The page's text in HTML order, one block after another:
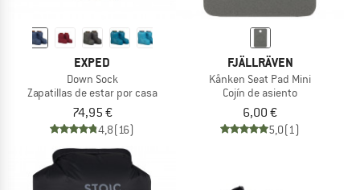
EXPED
Down Sock
Zapatillas de estar por casa
74,95 €
4,8(16)
FJÄLLRÄVEN
Kånken Seat Pad Mini
Cojín de asiento
6,00 €
5,0(1)